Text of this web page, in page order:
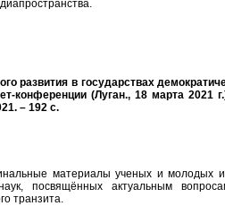
развития в государствах
конференции (Луган., 18 марта 2021
– 192 с.
материалы ученых и молодых
посвящённых актуальным
транзита.